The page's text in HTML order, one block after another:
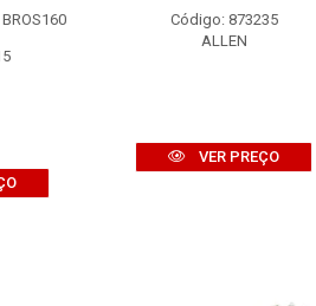
BROS160
Código: 873235
ALLEN
VER PREÇO